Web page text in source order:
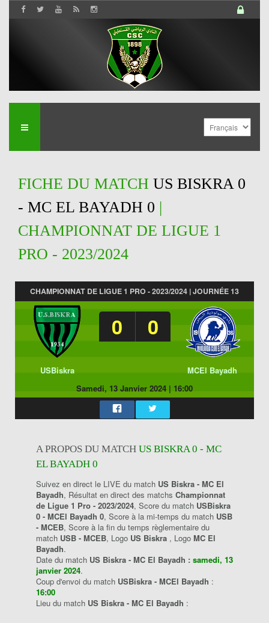
FICHE DU MATCH US BISKRA 0
- MC EL BAYADH 0 |
CHAMPIONNAT DE LIGUE 1
PRO - 2023/2024
CHAMPIONNAT DE LIGUE 1 PRO - 2023/2024 | JOURNÉE 13
0 0
USBiskra
MCEl Bayadh
Samedi, 13 Janvier 2024 | 16:00
A PROPOS DU MATCH US BISKRA 0 - MC
EL BAYADH 0
Suivez en direct le LIVE du match US Biskra - MC El
Bayadh, Résultat en direct des matchs Championnat
de Ligue 1 Pro - 2023/2024, Score du match USBiskra
0 - MCEl Bayadh 0, Score à la mi-temps du match USB
- MCEB, Score à la fin du temps règlementaire du
match USB - MCEB, Logo US Biskra , Logo MC El
Bayadh.
Date du match US Biskra - MC El Bayadh : samedi, 13
janvier 2024.
Coup d'envoi du match USBiskra - MCEl Bayadh :
16:00
Lieu du match US Biskra - MC El Bayadh :